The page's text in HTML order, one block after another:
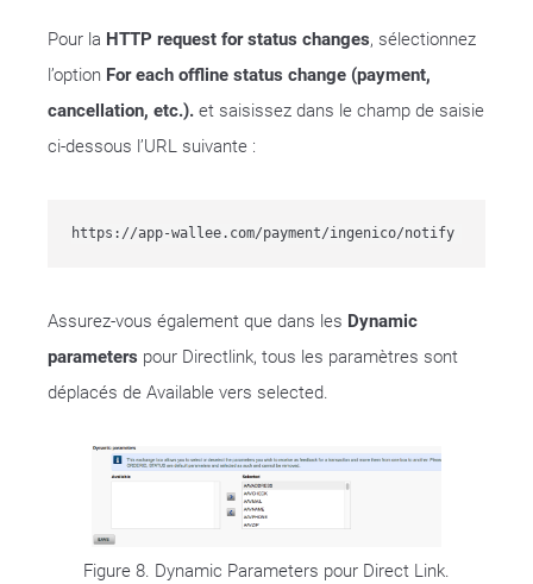
Pour la HTTP request for status changes, sélectionnez
l’option For each offline status change (payment,
cancellation, etc.). et saisissez dans le champ de saisie
ci-dessous l’URL suivante :
https://app-wallee.com/payment/ingenico/notify
Assurez-vous également que dans les Dynamic
parameters pour Directlink, tous les paramètres sont
déplacés de Available vers selected.
Figure 8. Dynamic Parameters pour Direct Link.